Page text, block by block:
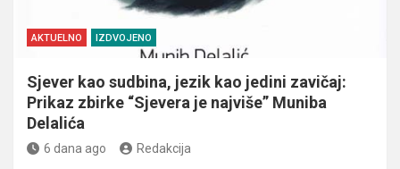
AKTUELNO IZDVOJENO
Sjever kao sudbina, jezik kao jedini zavičaj:
Prikaz zbirke “Sjevera je najviše” Muniba
Delalića
6 dana ago Redakcija